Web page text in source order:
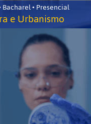
Bacharel • Presencial
e Urbanismo